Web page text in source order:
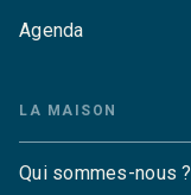
Agenda
LA MAISON
Qui sommes-nous ?